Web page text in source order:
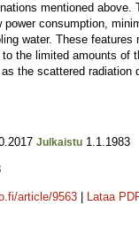
mentioned above.
power consumption,
water. These features
the limited amounts of
the scattered radiation
Julkaistu 1.1.1983
article/9563 Lataa